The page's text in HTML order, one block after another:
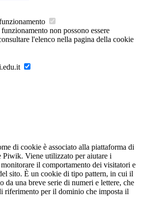
non possono essere
l'elenco nella pagina della cookie
di cookie è associato alla piattaforma di
Piwik. Viene utilizzato per aiutare i
il comportamento dei visitatori e
sito. È un cookie di tipo pattern, in cui il
da una breve serie di numeri e lettere, che
riferimento per il dominio che imposta il